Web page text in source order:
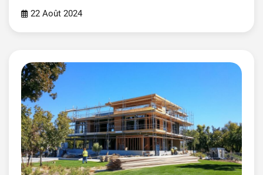
22 Août 2024